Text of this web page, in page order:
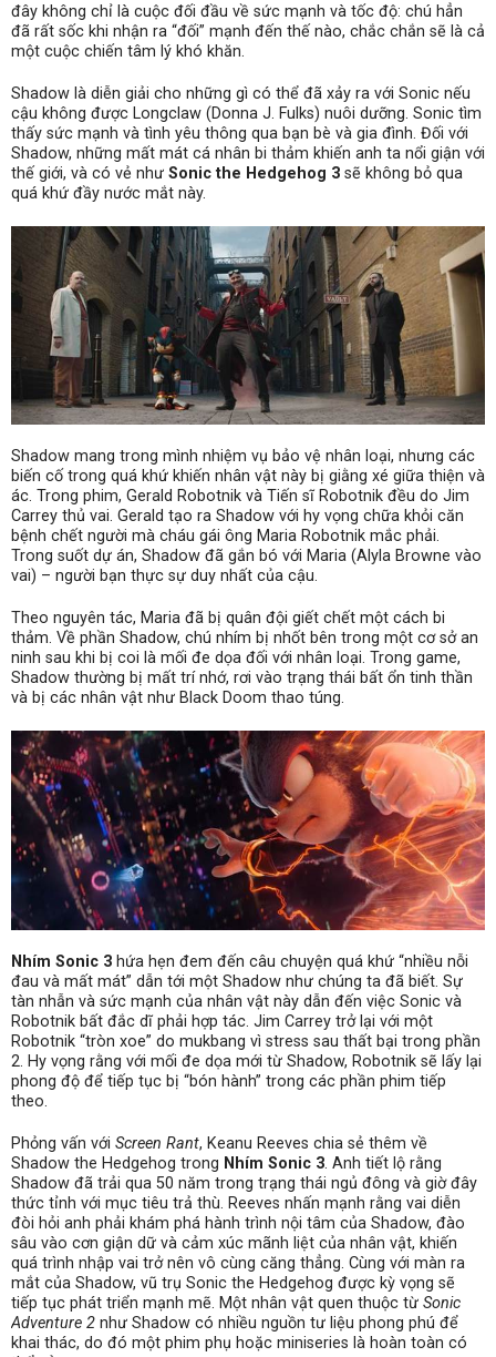
đây không chỉ là cuộc đối đầu về sức mạnh và tốc độ: chú hẳn
đã rất sốc khi nhận ra “đối” mạnh đến thế nào, chắc chắn sẽ là cả
một cuộc chiến tâm lý khó khăn.
Shadow là diễn giải cho những gì có thể đã xảy ra với Sonic nếu
cậu không được Longclaw (Donna J. Fulks) nuôi dưỡng. Sonic tìm
thấy sức mạnh và tình yêu thông qua bạn bè và gia đình. Đối với
Shadow, những mất mát cá nhân bi thảm khiến anh ta nổi giận với
thế giới, và có vẻ như Sonic the Hedgehog 3 sẽ không bỏ qua
quá khứ đầy nước mắt này.
Shadow mang trong mình nhiệm vụ bảo vệ nhân loại, nhưng các
biến cố trong quá khứ khiến nhân vật này bị giằng xé giữa thiện và
ác. Trong phim, Gerald Robotnik và Tiến sĩ Robotnik đều do Jim
Carrey thủ vai. Gerald tạo ra Shadow với hy vọng chữa khỏi căn
bệnh chết người mà cháu gái ông Maria Robotnik mắc phải.
Trong suốt dự án, Shadow đã gắn bó với Maria (Alyla Browne vào
vai) – người bạn thực sự duy nhất của cậu.
Theo nguyên tác, Maria đã bị quân đội giết chết một cách bi
thảm. Về phần Shadow, chú nhím bị nhốt bên trong một cơ sở an
ninh sau khi bị coi là mối đe dọa đối với nhân loại. Trong game,
Shadow thường bị mất trí nhớ, rơi vào trạng thái bất ổn tinh thần
và bị các nhân vật như Black Doom thao túng.
Nhím Sonic 3 hứa hẹn đem đến câu chuyện quá khứ “nhiều nỗi
đau và mất mát” dẫn tới một Shadow như chúng ta đã biết. Sự
tàn nhẫn và sức mạnh của nhân vật này dẫn đến việc Sonic và
Robotnik bất đắc dĩ phải hợp tác. Jim Carrey trở lại với một
Robotnik “tròn xoe” do mukbang vì stress sau thất bại trong phần
2. Hy vọng rằng với mối đe dọa mới từ Shadow, Robotnik sẽ lấy lại
phong độ để tiếp tục bị “bón hành” trong các phần phim tiếp
theo.
Phỏng vấn với Screen Rant, Keanu Reeves chia sẻ thêm về
Shadow the Hedgehog trong Nhím Sonic 3. Anh tiết lộ rằng
Shadow đã trải qua 50 năm trong trạng thái ngủ đông và giờ đây
thức tỉnh với mục tiêu trả thù. Reeves nhấn mạnh rằng vai diễn
đòi hỏi anh phải khám phá hành trình nội tâm của Shadow, đào
sâu vào cơn giận dữ và cảm xúc mãnh liệt của nhân vật, khiến
quá trình nhập vai trở nên vô cùng căng thẳng. Cùng với màn ra
mắt của Shadow, vũ trụ Sonic the Hedgehog được kỳ vọng sẽ
tiếp tục phát triển mạnh mẽ. Một nhân vật quen thuộc từ Sonic
Adventure 2 như Shadow có nhiều nguồn tư liệu phong phú để
khai thác, do đó một phim phụ hoặc miniseries là hoàn toàn có